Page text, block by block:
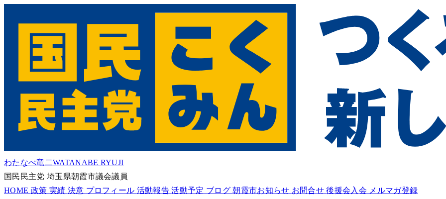
わたなべ竜二WATANABE RYUJI
国民民主党 埼玉県朝霞市議会議員
HOME 政策 実績 決意 プロフィール 活動報告活動予定 ブログ朝霞市お知らせ お問合せ後援会入会 メルマガ登録